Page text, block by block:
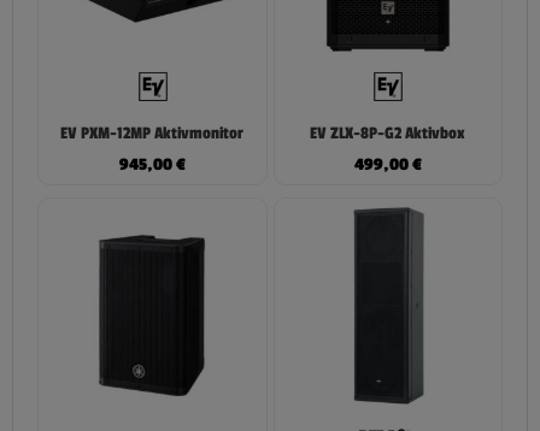
EV PXM-12MP Aktivmonitor
945,00€
EV ZLX-8P-G2 Aktivbox
499,00€